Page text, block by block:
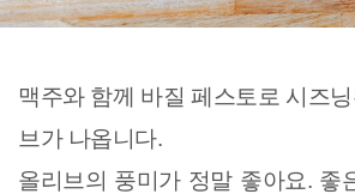
맥주와 함께 바질 페스토로 시즈
브가 나옵니다.
올리브의 풍미가 정말 좋아요. 좋